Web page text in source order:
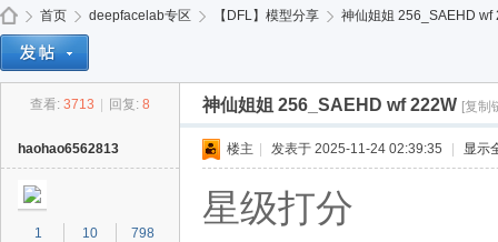
免费
首页
›
deepfacelab专区 【DFL】模型分享
›
神仙姐姐 256_SAEHD wf
查看: 3713 回复: 8 神仙姐姐 256_SAEHD wf 222W [复制
haohao6562813
1
10
798
楼主 发表于 2025-11-24 02:39:35 显示
星级打分